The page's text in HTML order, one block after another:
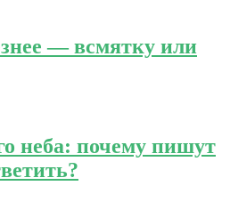
— всмятку или
неба: почему пишут